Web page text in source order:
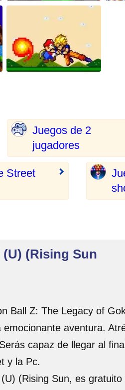
Juegos de 2
jugadores
Street
(Rising Sun
Ball Z: The Legacy of
aventura.
capaz de llegar al
y la Pc.
(Rising Sun, es